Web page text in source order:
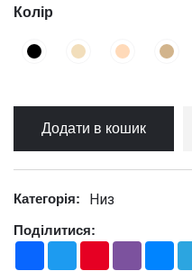
Колір
Додати в кошик
Категорія: Низ
Поділитися:
Facebook
TwitterPinterestViber